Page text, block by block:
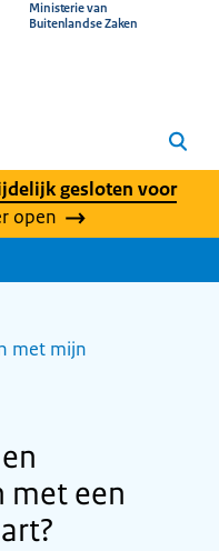
Ministerie van
Buitenlandse Zaken
Zoeken
gesloten voor
open
met mijn
met een